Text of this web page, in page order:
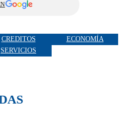
CREDITOS
ECONOMÍA
SERVICIOS